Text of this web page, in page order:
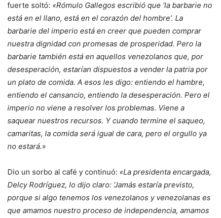
fuerte soltó: «Rómulo Gallegos escribió que ‘la barbarie no
está en el llano, está en el corazón del hombre’. La
barbarie del imperio está en creer que pueden comprar
nuestra dignidad con promesas de prosperidad. Pero la
barbarie también está en aquellos venezolanos que, por
desesperación, estarían dispuestos a vender la patria por
un plato de comida. A esos les digo: entiendo el hambre,
entiendo el cansancio, entiendo la desesperación. Pero el
imperio no viene a resolver los problemas. Viene a
saquear nuestros recursos. Y cuando termine el saqueo,
camaritas, la comida será igual de cara, pero el orgullo ya
no estará.»
Dio un sorbo al café y continuó: «La presidenta encargada,
Delcy Rodríguez, lo dijo claro: ‘Jamás estaría previsto,
porque si algo tenemos los venezolanos y venezolanas es
que amamos nuestro proceso de independencia, amamos